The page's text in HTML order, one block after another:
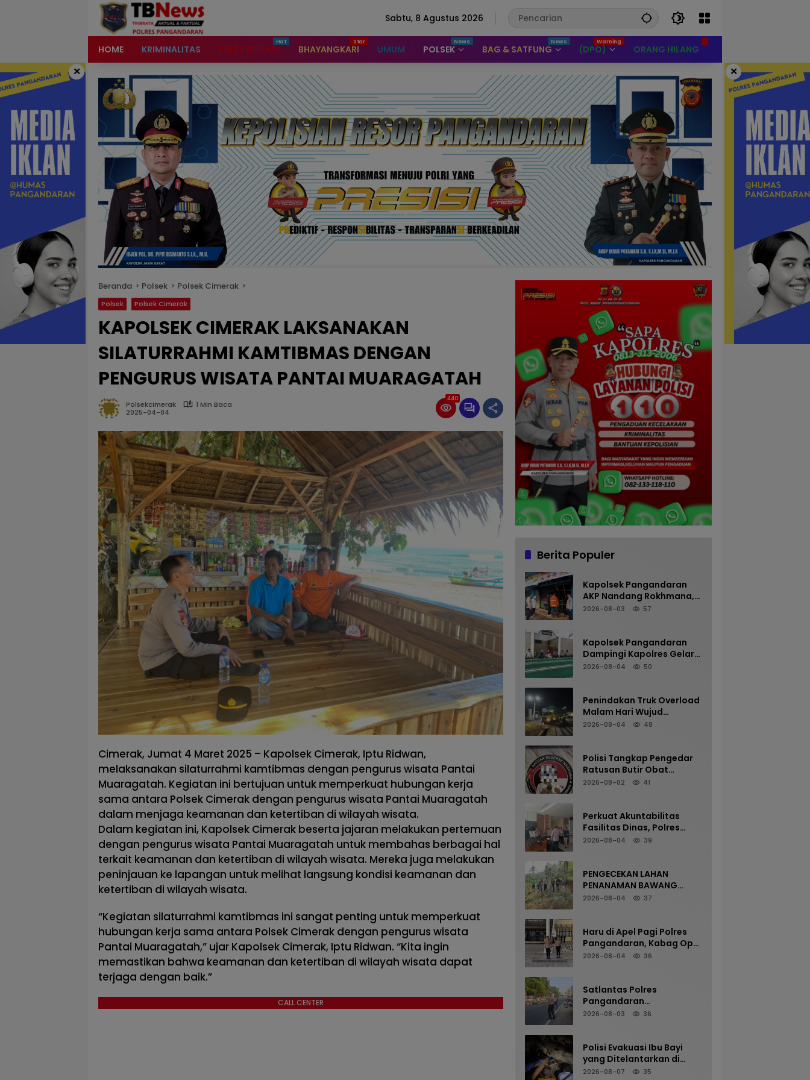
Sabtu, 8 Agustus 2026
HOME KRIMINALITAS PRESS RELEASE BHAYANGKARI UMUM POLSEK BAG & SATFUNG (DPO) ORANG HILANG
× ×
Beranda Polsek Polsek Cimerak
Polsek Polsek Cimerak
KAPOLSEK CIMERAK LAKSANAKAN
SILATURRAHMI KAMTIBMAS DENGAN
PENGURUS WISATA PANTAI MUARAGATAH
Polsekcimerak
1 Min Baca
2025-04-04
440
Cimerak, Jumat 4 Maret 2025 – Kapolsek Cimerak, Iptu Ridwan,
melaksanakan silaturrahmi kamtibmas dengan pengurus wisata Pantai
Muaragatah. Kegiatan ini bertujuan untuk memperkuat hubungan kerja
sama antara Polsek Cimerak dengan pengurus wisata Pantai Muaragatah
dalam menjaga keamanan dan ketertiban di wilayah wisata.
Dalam kegiatan ini, Kapolsek Cimerak beserta jajaran melakukan pertemuan
dengan pengurus wisata Pantai Muaragatah untuk membahas berbagai hal
terkait keamanan dan ketertiban di wilayah wisata. Mereka juga melakukan
peninjauan ke lapangan untuk melihat langsung kondisi keamanan dan
ketertiban di wilayah wisata.
“Kegiatan silaturrahmi kamtibmas ini sangat penting untuk memperkuat
hubungan kerja sama antara Polsek Cimerak dengan pengurus wisata
Pantai Muaragatah,” ujar Kapolsek Cimerak, Iptu Ridwan. “Kita ingin
memastikan bahwa keamanan dan ketertiban di wilayah wisata dapat
terjaga dengan baik.”
CALL CENTER
Berita Populer
Kapolsek Pangandaran
AKP Nandang Rokhmana,
S.H., M.H. Bersama
2026-08-03 57
Kapolsek Pangandaran
Dampingi Kapolres Gelar
Sholat Subuh Keliling di
Jaga Kamtibmas
2026-08-04 50
Penindakan Truk Overload
Malam Hari Wujud
Komitmen Satlantas
2026-08-04 48
Polisi Tangkap Pengedar
Ratusan Butir Obat
Terlarang di Cijulang
2026-08-02 41
Perkuat Akuntabilitas
Fasilitas Dinas, Polres
Pangandaran Gelar
2026-08-04 39
PENGECEKAN LAHAN
PENANAMAN BAWANG
PUTIH OLEH POLSEK
PANGAN
2026-08-04 37
Haru di Apel Pagi Polres
Pangandaran, Kabag Ops
Pamit Jelang Purna Tugas
2026-08-04 36
Satlantas Polres
Pangandaran
Maksimalkan Pelayanan
2026-08-03 36
Polisi Evakuasi Ibu Bayi
yang Ditelantarkan di
Terminal Kalipucang dari
2026-08-07 35